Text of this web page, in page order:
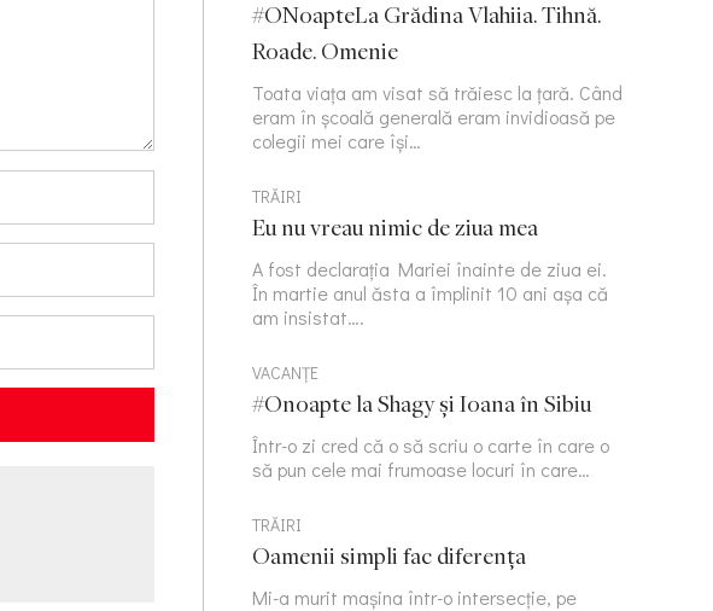
#ONoapteLa Grădina Vlahiia. Tihnă.
Roade. Omenie
Toata viața am visat să trăiesc la țară. Când
eram în școală generală eram invidioasă pe
colegii mei care își…
TRĂIRI
Eu nu vreau nimic de ziua mea
A fost declarația Mariei înainte de ziua ei.
În martie anul ăsta a împlinit 10 ani așa că
am insistat….
VACANȚE
#Onoapte la Shagy și Ioana în Sibiu
Într-o zi cred că o să scriu o carte în care o
să pun cele mai frumoase locuri în care…
TRĂIRI
Oamenii simpli fac diferența
Mi-a murit mașina într-o intersecție, pe